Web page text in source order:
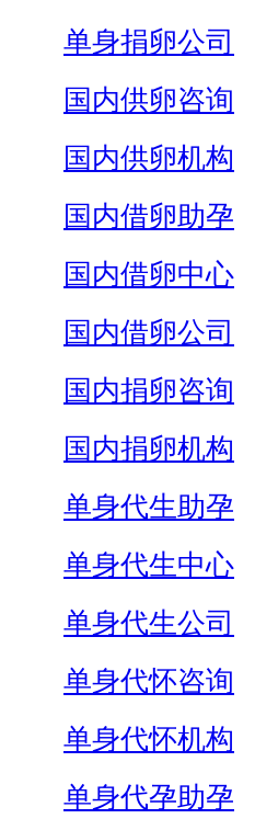
单身捐卵公司
国内供卵咨询
国内供卵机构
国内借卵助孕
国内借卵中心
国内借卵公司
国内捐卵咨询
国内捐卵机构
单身代生助孕
单身代生中心
单身代生公司
单身代怀咨询
单身代怀机构
单身代孕助孕